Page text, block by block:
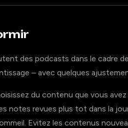
des podcasts dans le cadre
– avec quelques
du contenu que vous
notes revues plus tot dans la
Evitez les contenus